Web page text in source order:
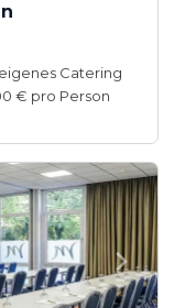
Catering
€ pro Person